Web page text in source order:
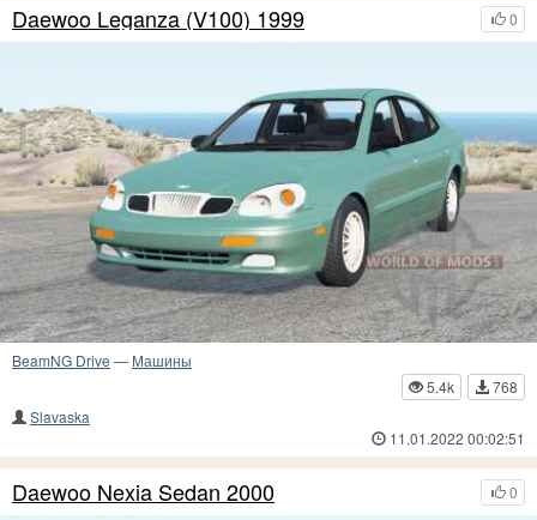
0
Daewoo Leganza (V100) 1999
BeamNG Drive — Машины
5.4k
768
Slavaska
11.01.2022 00:02:51
0
Daewoo Nexia Sedan 2000